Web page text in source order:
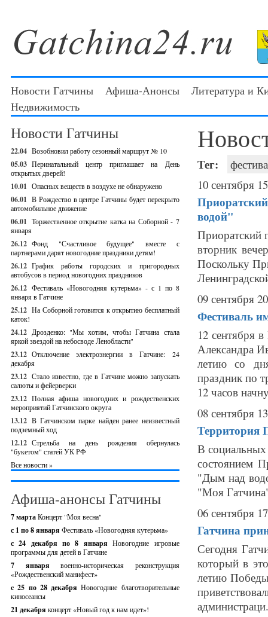
Новости Гатчины Афиша-Анонсы
Литература и
Недвижимость
Новости Гатчины
22.04 Возобновил работу сезонный маршрут № 10
05.03 Перинатальный центр приглашает на День
открытых дверей!
10.01 Опасных веществ в воздухе не обнаружено
06.01 В Рождество в центре Гатчины будет перекрыто
автомобильное движение
06.01 Торжественное открытие катка на Соборной - 7
января
26.12 Фонд "Счастливое будущее" вместе с
партнерами дарят новогодние праздники детям!
26.12 График работы городских и пригородных
автобусов в период новогодних праздников
26.12 Фестиваль «Новогодняя кутерьма» - с 1 по 8
января в Гатчине
25.12 На Соборной готовится к открытию бесплатный
каток!
24.12 Дрозденко: "Мы хотим, чтобы Гатчина стала
яркой звездой на небосводе Ленобласти"
23.12 Отключение электроэнергии в Гатчине: 24
декабря
23.12 Стало известно, где в Гатчине можно запускать
салюты и фейерверки
23.12 Полная афиша новогодних и рождественских
мероприятий Гатчинского округа
13.12 В Гатчинском парке найден ранее неизвестный
подземный ход
12.12 Стрельба на день рождения обернулась
"букетом" статей УК РФ
Все новости »
Афиша-анонсы Гатчины
7 мартаКонцерт "Моя весна"
с 1 по 8 января Фестиваль «Новогодняя кутерьма»
с 24 декабря по 8 январяНовогодние игровые
программы для детей в Гатчине
7 январявоенно-историческая реконструкция
«Рождественский манифест»
c 25 по 28 декабряНовогодние благотворительные
киносеансы
21 декабря концерт «Новый год к нам идет»!
Тег:
10 сентября
водой"
Приоратский
вторник
Поскольку
09 сентября
Фестиваль
12 сентября
Александра
летию со
праздник по
12 часов
08 сентября
Территория
В социальных
состоянием
"Дым над
"Моя
06 сентября
Гатчина
Сегодня
который в
летию